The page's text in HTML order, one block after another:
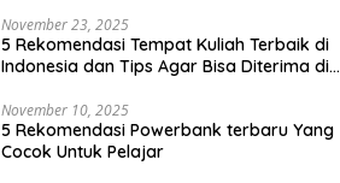
November 23, 2025
5 Rekomendasi Tempat Kuliah Terbaik di
Indonesia dan Tips Agar Bisa Diterima di
November 10, 2025
5 Rekomendasi Powerbank terbaru Yang
Cocok Untuk Pelajar